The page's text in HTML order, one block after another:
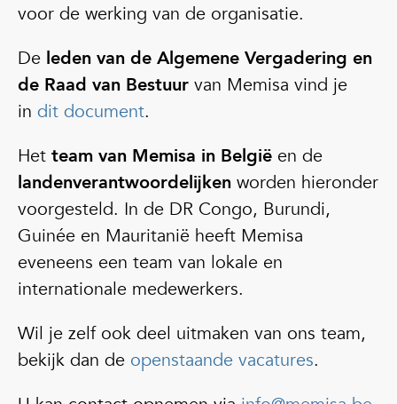
voor de werking van de organisatie.
De leden van de Algemene Vergadering en
de Raad van Bestuur van Memisa vind je
in dit document.
Het team van Memisa in België en de
landenverantwoordelijken worden hieronder
voorgesteld. In de DR Congo, Burundi,
Guinée en Mauritanië heeft Memisa
eveneens een team van lokale en
internationale medewerkers.
Wil je zelf ook deel uitmaken van ons team,
bekijk dan de openstaande vacatures.